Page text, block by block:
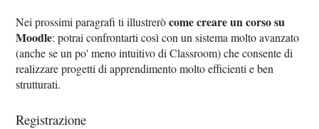
Nei prossimi paragrafi ti illustreròcome creare un corso su
Moodle: potrai confrontarti così con un sistema molto avanzato
(anche se un po' meno intuitivo di Classroom) che consente di
realizzare progetti di apprendimento molto efficienti e ben
strutturati.
Registrazione